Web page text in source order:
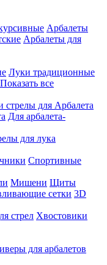
Арбалеты
Арбалеты для
Луки традиционные
все
стрелы для Арбалета
Для арбалета-
для лука
Спортивные
Мишени Щиты
сетки 3D
стрел Хвостовики
для арбалетов